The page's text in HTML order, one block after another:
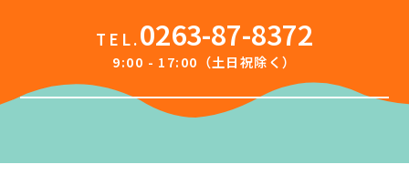
TEL.0263-87-8372
9:00 - 17:00（土日祝除く）